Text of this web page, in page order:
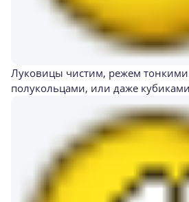
Луковицы чистим, режем
полукольцами, или даже